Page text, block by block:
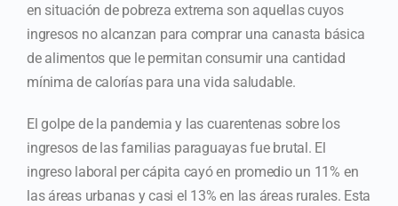
en situación de pobreza extrema son aquellas cuyos
ingresos no alcanzan para comprar una canasta básica
de alimentos que le permitan consumir una cantidad
mínima de calorías para una vida saludable.
El golpe de la pandemia y las cuarentenas sobre los
ingresos de las familias paraguayas fue brutal. El
ingreso laboral per cápita cayó en promedio un 11% en
las áreas urbanas y casi el 13% en las áreas rurales. Esta